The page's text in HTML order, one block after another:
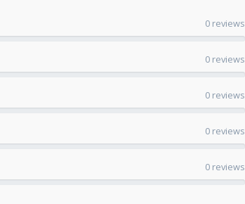
0 reviews
0 reviews
0 reviews
0 reviews
0 reviews